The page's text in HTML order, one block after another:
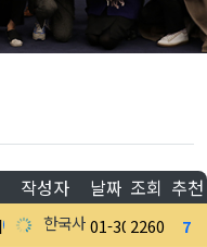
작성자 날짜 조회 추천
한국사회공헌협회
01-30 2260 7